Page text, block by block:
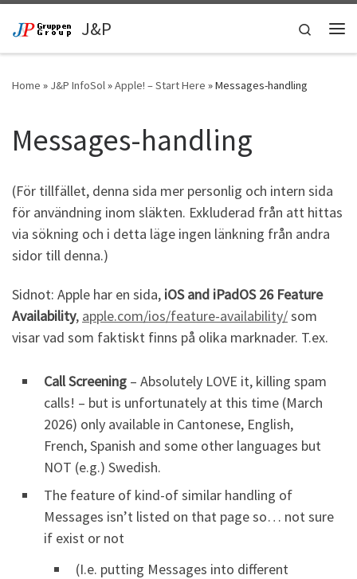
Skip to contentJ&P
Search
Home » J&P InfoSol»Apple! – Start Here »Messages-handling
Messages-handling
(För tillfället, denna sida mer personlig och intern sida
för användning inom släkten. Exkluderad från att hittas
via sökning och i detta läge ingen länkning från andra
sidor till denna.)
Sidnot: Apple har en sida, iOS and iPadOS 26 Feature
Availability, apple.com/ios/feature-availability/som
visar vad som faktiskt finns på olika marknader. T.ex.
Call Screening – Absolutely LOVE it, killing spam
calls! – but is unfortunately at this time (March
2026) only available in Cantonese, English,
French, Spanish and some other languages but
NOT (e.g.) Swedish.
The feature of kind-of similar handling of
Messages isn’t listed on that page so… not sure
if exist or not
(I.e. putting Messages into different